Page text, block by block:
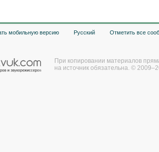
мобильную версию Русский Отметить все
При копировании материалов
на источник обязательна. ©